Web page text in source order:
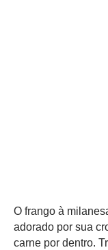
O frango à
adorado por sua
carne por dentro.